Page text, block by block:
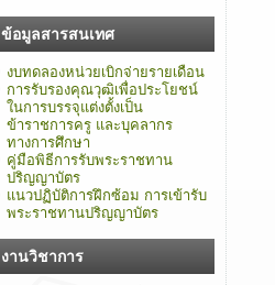
ข้อมูลสารสนเทศ
งบทดลองหน่วยเบิกจ่ายรายเดือน
การรับรองคุณวุฒิเพื่อประโยชน์
ในการบรรจุแต่งตั้งเป็น
ข้าราชการครู และบุคลากร
ทางการศึกษา
คู่มือพิธีการรับพระราชทาน
ปริญญาบัตร
แนวปฏิบัติการฝึกซ้อม การเข้ารับ
พระราชทานปริญญาบัตร
งานวิชาการ